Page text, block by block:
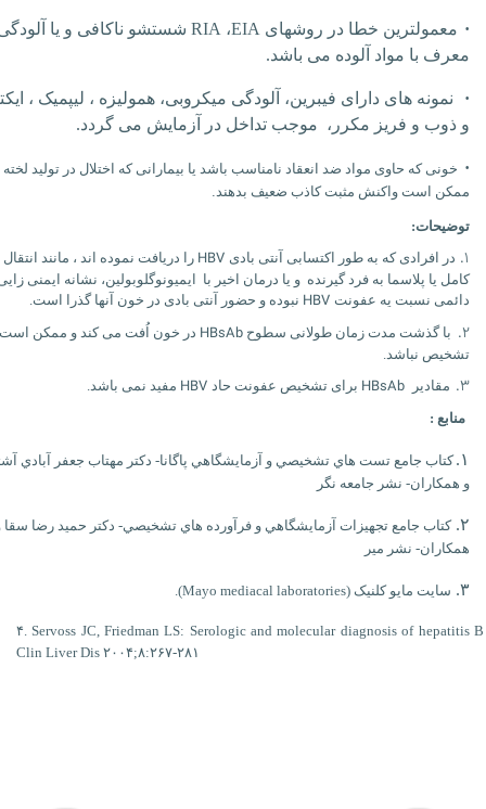
· معمولترین خطا در روشهای EIA، RIA شستشو ناکافی و یا
معرف با مواد آلوده می باشد.
·
نمونه های دارای فیبرین، آلودگی میکروبی، همولیزه ، لیپمیک ،
و ذوب و فریز مکرر، موجب تداخل در آزمایش می گردد.
· خونی که حاوی مواد ضد انعقاد نامناسب باشد یا بیمارانی که اختلال در تولید لخته
ممکن است واکنش مثبت کاذب ضعیف بدهند
توضیحات:
۱. در افرادی که به طور اکتسابی آنتی بادی HBV را دریافت نموده اند ، مانند
کامل یا پلاسما به فرد گیرنده و یا درمان اخیر با ایمیونوگلوبولین، نشانه ایمنی
دائمی نسبت یه عفونت HBV نبوده و حضور آنتی بادی در خون آنها گذرا است.
۲. با گذشت مدت زمان طولانی سطوح HBsAb در خون اُفت می کند و ممکن است
تشخیص نباشد.
۳. مقادیر HBsAb برای تشخیص عفونت حاد HBV مفید نمی باشد.
منابع :
۱. کتاب جامع تست هاي تشخيصي و آزمايشگاهي پاگانا- دکتر مهتاب جعفر آبادي
و همکاران- نشر جامعه نگر
۲. کتاب جامع تجهيزات آزمايشگاهي و فرآورده هاي تشخيصي- دکتر حميد رضا سقا
همکاران- نشر مير
۳. سايت مايو کلنيک ( Mayo mediacal laboratories
).
۴.Servoss JC, Friedman LS: Serologic and molecular diagnosis of hepatitis
Clin Liver Dis ۲۰۰۴;۸:۲۶۷-۲۸۱